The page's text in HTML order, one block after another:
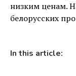
низким ценам.
белорусских
In this article: